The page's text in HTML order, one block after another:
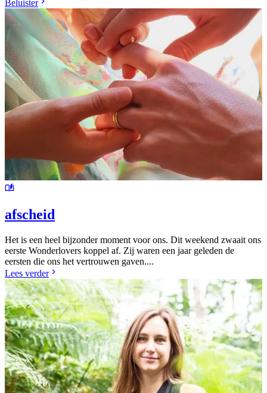
Beluister
afscheid
Het is een heel bijzonder moment voor ons. Dit weekend zwaait ons
eerste Wonderlovers koppel af. Zij waren een jaar geleden de
eersten die ons het vertrouwen gaven....
Lees verder